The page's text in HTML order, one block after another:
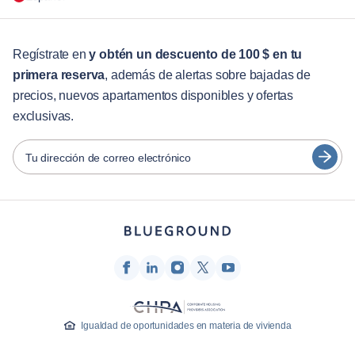
Para las empresas
Servicios para huéspedes
Guías de ciudades
Socios
Operadores de alquiler amueblado
Propietarios
Socios de franquicia
Quiénes somos
English
Português
Español
Français
Türkçe
Regístrate eny obtén un descuento de 100 $ en tu
primera reserva, además de alertas sobre bajadas de
precios, nuevos apartamentos disponibles y ofertas
exclusivas.
Tu dirección de correo electrónico
Igualdad de oportunidades en materia de vivienda